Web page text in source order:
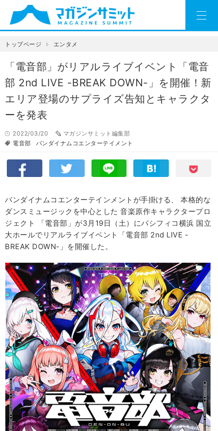
トップページ エンタメ
「電音部」がリアルライブイベント「電音
部 2nd LIVE -BREAK DOWN-」を開催！新
エリア登場のサプライズ告知とキャラクタ
ーを発表
2022/03/20
マガジンサミット編集部
電音部
バンダイナムコエンターテイメント
バンダイナムコエンターテインメントが手掛ける、 本格的な
ダンスミュージックを中心とした 音楽原作キャラクタープロ
ジェクト 「電音部」が3月19日（土）にパシフィコ横浜 国立
大ホールでリアルライブイベント「電音部 2nd LIVE -
BREAK DOWN-」を開催した。